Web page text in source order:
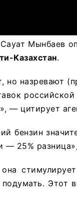
Мынбаев
Казахстан.
но назревают
— цитирует
бензин
— 25%
Этот